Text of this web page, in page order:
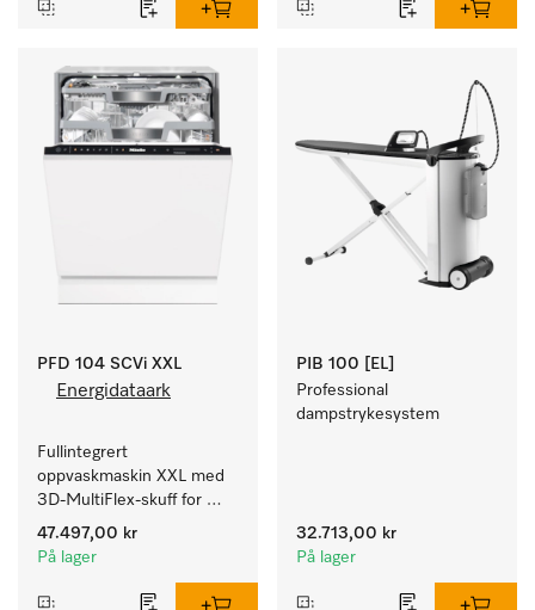
PFD 104 SCVi XXL
Energidataark
Fullintegrert
oppvaskmaskin XXL med
3D-MultiFlex-skuff for
store oppvaskmengder i
husholdninger, kantiner,
47.497,00 kr
På lager
PIB 100 [EL]
Professional
dampstrykesystem
32.713,00 kr
På lager